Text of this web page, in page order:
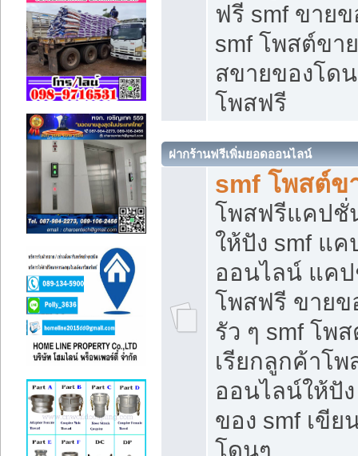
ฟรี smf ขาย
smf โพสต์ขา
สขายของโด
โพสฟรี
ฝากร้านฟรีเพิ่มยอดออนไลน์
smf โพสต์ข
โพสฟรีแคปชั่
ให้ปัง smf แ
ออนไลน์ แค
โพสฟรี ขายข
รัว ๆ smf โพ
เรียกลูกค้าโ
ออนไลน์ให้ปั
ของ smf เขี
โดนๆ